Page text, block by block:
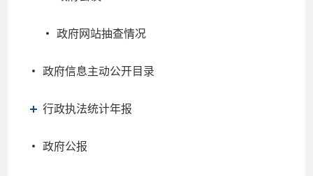
政府网站抽查情况
政府信息主动公开目录
行政执法统计年报
政府公报